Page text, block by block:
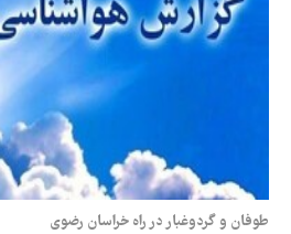
طوفان و گردوغبار در راه خراسان رضوی